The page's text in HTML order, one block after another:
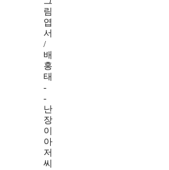
림
엽
서
/
배
홍
태
-
-
난
장
이
아
저
씨